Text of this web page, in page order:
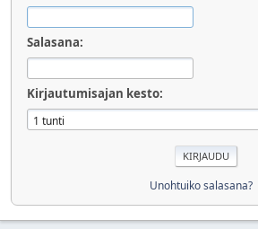
Salasana:
Kirjautumisajan kesto:
Unohtuiko salasana?